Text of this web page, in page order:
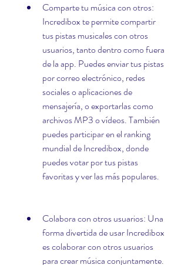
Comparte tu música con otros:
Incredibox te permite compartir
tus pistas musicales con otros
usuarios, tanto dentro como fuera
de la app. Puedes enviar tus pistas
por correo electrónico, redes
sociales o aplicaciones de
mensajería, o exportarlas como
archivos MP3 o vídeos. También
puedes participar en el ranking
mundial de Incredibox, donde
puedes votar por tus pistas
favoritas y ver las más populares.
Colabora con otros usuarios: Una
forma divertida de usar Incredibox
es colaborar con otros usuarios
para crear música conjuntamente.